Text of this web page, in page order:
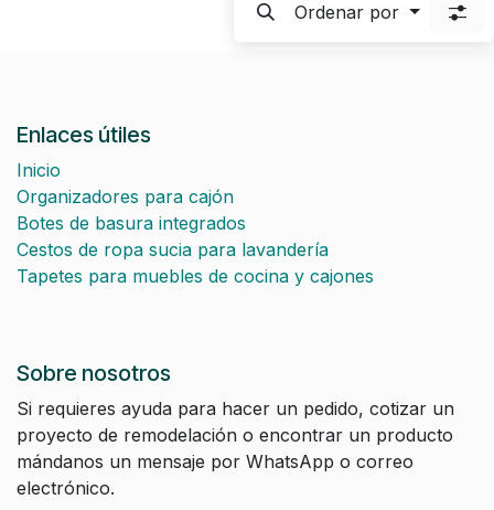
Ordenar por
Enlaces útiles
Inicio
Organizadores para cajón
Botes de basura integrados
Cestos de ropa sucia para lavandería
Tapetes para muebles de cocina y cajones
Sobre nosotros
Si requieres ayuda para hacer un pedido, cotizar un
proyecto de remodelación o encontrar un producto
mándanos un mensaje por WhatsApp o correo
electrónico.